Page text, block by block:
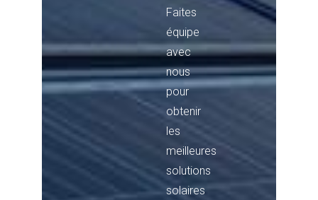
Faites
équipe
avec
nous
pour
obtenir
les
meilleures
solutions
solaires